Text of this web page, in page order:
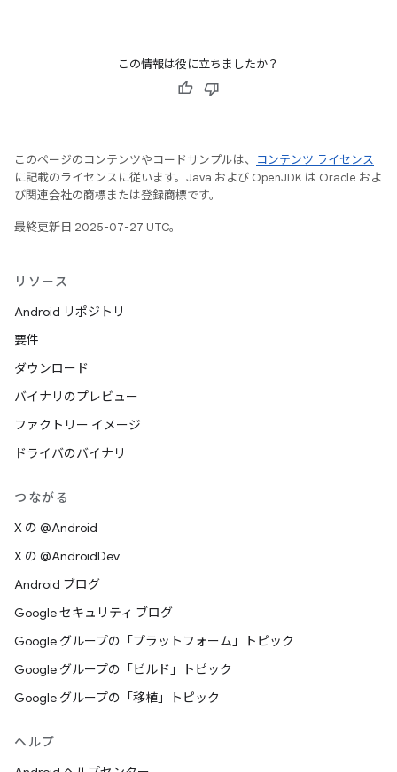
この情報は役に立ちましたか？
このページのコンテンツやコードサンプルは、
コンテンツ ライセンス
に記載のライセンスに従います。Java および OpenJDK は Oracle およ
び関連会社の商標または登録商標です。
最終更新日 2025-07-27 UTC。
リソース
Android リポジトリ
要件
ダウンロード
バイナリのプレビュー
ファクトリー イメージ
ドライバのバイナリ
つながる
X の @Android
X の @AndroidDev
Android ブログ
Google セキュリティ ブログ
Google グループの「プラットフォーム」トピック
Google グループの「ビルド」トピック
Google グループの「移植」トピック
ヘルプ